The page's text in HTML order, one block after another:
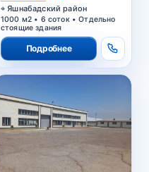
Яшнабадский район
1000 м2 • 6 соток • Отдельно
стоящие здания
Подробнее